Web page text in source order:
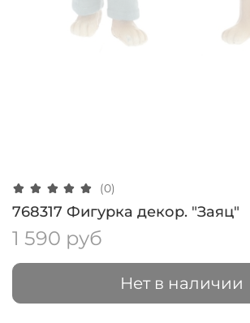
(0)
768317 Фигурка декор. "Заяц"
1 590 руб
Нет в наличии